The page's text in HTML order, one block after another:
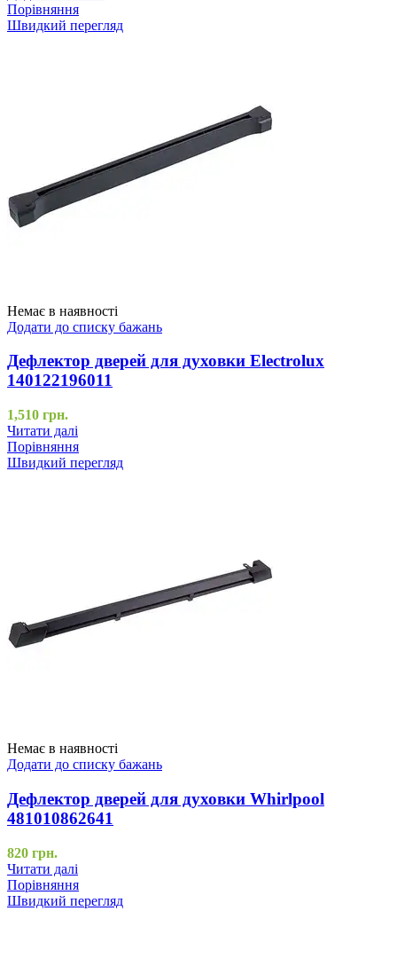
Порівняння
Швидкий перегляд
Немає в наявності
Додати до списку бажань
Дефлектор дверей для духовки Electrolux
140122196011
1,510 грн.
Читати далі
Порівняння
Швидкий перегляд
Немає в наявності
Додати до списку бажань
Дефлектор дверей для духовки Whirlpool
481010862641
820 грн.
Читати далі
Порівняння
Швидкий перегляд